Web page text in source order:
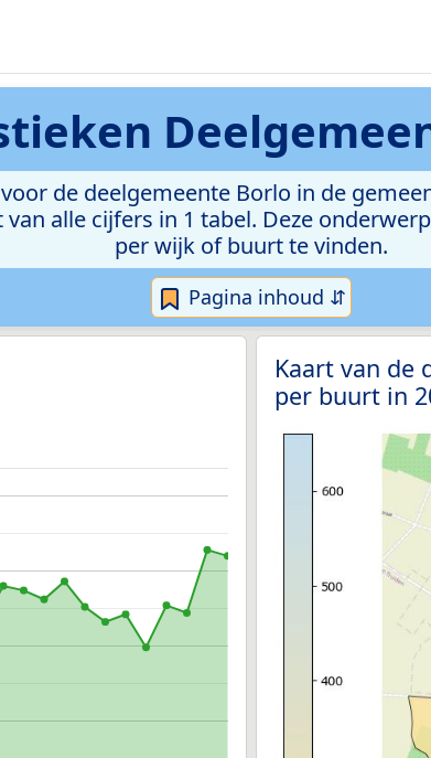
de deelgemeente Borlo in de
alle cijfers in 1 tabel. Deze
per wijk of buurt te vinden.
Pagina inhoud ⇵
Kaart van de
per buurt in